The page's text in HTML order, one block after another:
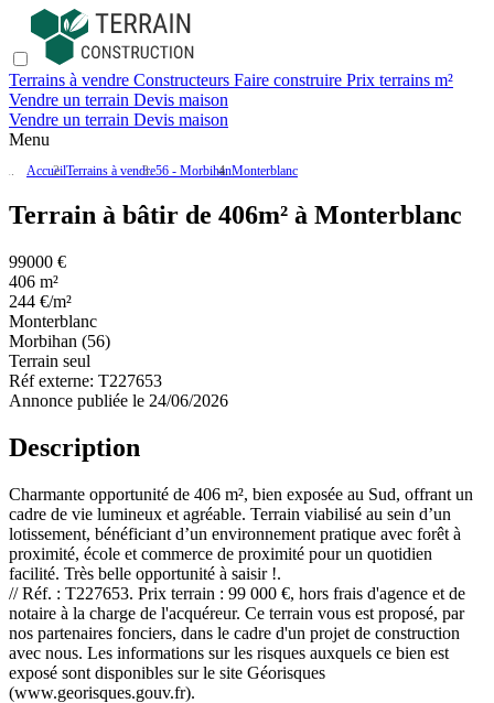
Terrains à vendre Constructeurs Faire construire Prix terrains m²
Vendre un terrain Devis maison
Vendre un terrain Devis maison
Menu
AccueilTerrains à vendre56 - MorbihanMonterblanc
Terrain à bâtir de 406m² à Monterblanc
99000 €
406 m²
244 €/m²
Monterblanc
Morbihan (56)
Terrain seul
Réf externe: T227653
Annonce publiée le 24/06/2026
Description
Charmante opportunité de 406 m², bien exposée au Sud, offrant un
cadre de vie lumineux et agréable. Terrain viabilisé au sein d’un
lotissement, bénéficiant d’un environnement pratique avec forêt à
proximité, école et commerce de proximité pour un quotidien
facilité. Très belle opportunité à saisir !.
// Réf. : T227653. Prix terrain : 99 000 €, hors frais d'agence et de
notaire à la charge de l'acquéreur. Ce terrain vous est proposé, par
nos partenaires fonciers, dans le cadre d'un projet de construction
avec nous. Les informations sur les risques auxquels ce bien est
exposé sont disponibles sur le site Géorisques
(www.georisques.gouv.fr).